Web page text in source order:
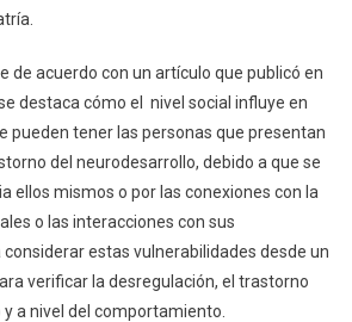
de acuerdo con un artículo que publicó en
destaca cómo el nivel social influye en
pueden tener las personas que presentan
del neurodesarrollo, debido a que se
ellos mismos o por las conexiones con la
o las interacciones con sus
estas vulnerabilidades desde un
verificar la desregulación, el trastorno
y a nivel del comportamiento.